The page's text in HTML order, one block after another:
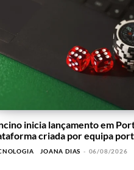
inicia lançamento em
criada por equipa
JOANA DIAS - 06/08/2026